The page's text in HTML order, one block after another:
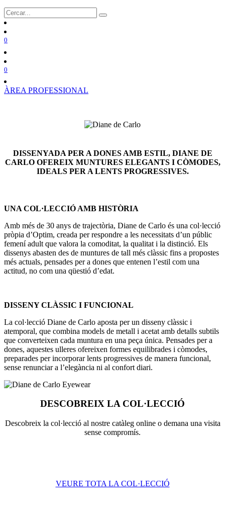
0
0
ÀREA PROFESSIONAL
DISSENYADA PER A DONES AMB ESTIL, DIANE DE
CARLO OFEREIX MUNTURES ELEGANTS I CÒMODES,
IDEALS PER A LENTS PROGRESSIVES.
UNA COL·LECCIÓ AMB HISTÒRIA
Amb més de 30 anys de trajectòria, Diane de Carlo és una col·lecció
pròpia d’Optim, creada per respondre a les necessitats d’un públic
femení adult que valora la comoditat, la qualitat i la distinció. Els
dissenys abasten des de muntures de tall més clàssic fins a propostes
més actuals, pensades per a dones que entenen l’estil com una
actitud, no com una qüestió d’edat.
DISSENY CLÀSSIC I FUNCIONAL
La col·lecció Diane de Carlo aposta per un disseny clàssic i
atemporal, que combina models de metall i acetat amb detalls subtils
que converteixen cada muntura en una peça única. Pensades per a
dones, aquestes ulleres ofereixen formes equilibrades i còmodes,
preparades per incorporar lents progressives de manera funcional,
sense renunciar a l’elegància ni al confort diari.
DESCOBREIX LA COL·LECCIÓ
Descobreix la col·lecció al nostre catàleg online o demana una visita
sense compromís.
VEURE TOTA LA COL·LECCIÓ